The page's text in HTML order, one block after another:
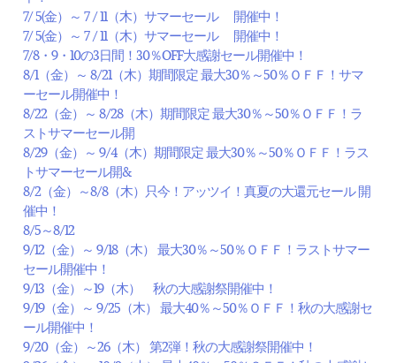
7/ 5(金）～ 7 / 11（木）サマーセール 開催中！
7/ 5(金）～ 7 / 11（木）サマーセール 開催中！
7/8・9・10の3日間！30％OFF大感謝セール開催中！
8/1（金）～ 8/21（木）期間限定 最大30％～50％ＯＦＦ！サマ
ーセール開催中！
8/22（金）～ 8/28（木）期間限定 最大30％～50％ＯＦＦ！ラ
ストサマーセール開
8/29（金）～ 9/4（木）期間限定 最大30％～50％ＯＦＦ！ラス
トサマーセール開&
8/2（金）～8/8（木）只今！アッツイ！真夏の大還元セール 開
催中！
8/5～8/12
9/12（金）～ 9/18（木） 最大30％～50％ＯＦＦ！ラストサマー
セール開催中！
9/13（金）～19（木） 秋の大感謝祭開催中！
9/19（金）～ 9/25（木） 最大40％～50％ＯＦＦ！秋の大感謝セ
ール開催中！
9/20（金）～26（木） 第2弾！秋の大感謝祭開催中！